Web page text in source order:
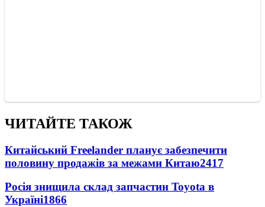
ЧИТАЙТЕ ТАКОЖ
Китайський Freelander планує забезпечити
половину продажів за межами Китаю2417
Росія знищила склад запчастин Toyota в
Україні1866